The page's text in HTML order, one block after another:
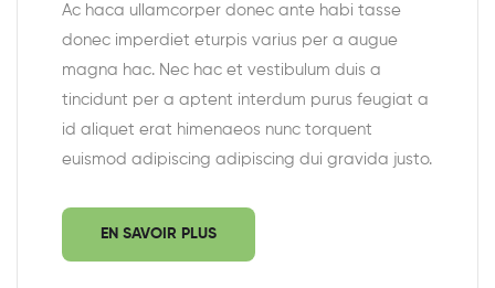
Ac haca ullamcorper donec ante habi tasse
donec imperdiet eturpis varius per a augue
magna hac. Nec hac et vestibulum duis a
tincidunt per a aptent interdum purus feugiat a
id aliquet erat himenaeos nunc torquent
euismod adipiscing adipiscing dui gravida justo.
EN SAVOIR PLUS